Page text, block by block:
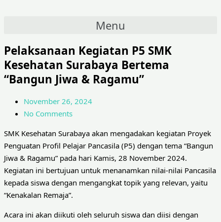
Menu
Pelaksanaan Kegiatan P5 SMK
Kesehatan Surabaya Bertema
“Bangun Jiwa & Ragamu”
November 26, 2024
No Comments
SMK Kesehatan Surabaya akan mengadakan kegiatan Proyek
Penguatan Profil Pelajar Pancasila (P5) dengan tema “Bangun
Jiwa & Ragamu” pada hari Kamis, 28 November 2024.
Kegiatan ini bertujuan untuk menanamkan nilai-nilai Pancasila
kepada siswa dengan mengangkat topik yang relevan, yaitu
“Kenakalan Remaja”.
Acara ini akan diikuti oleh seluruh siswa dan diisi dengan